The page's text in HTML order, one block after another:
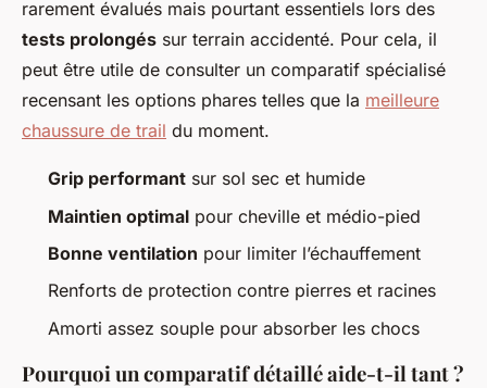
rarement évalués mais pourtant essentiels lors des
tests prolongés sur terrain accidenté. Pour cela, il
peut être utile de consulter un comparatif spécialisé
recensant les options phares telles que la meilleure
chaussure de trail du moment.
Grip performant sur sol sec et humide
Maintien optimal pour cheville et médio-pied
Bonne ventilation pour limiter l’échauffement
Renforts de protection contre pierres et racines
Amorti assez souple pour absorber les chocs
Pourquoi un comparatif détaillé aide-t-il tant ?